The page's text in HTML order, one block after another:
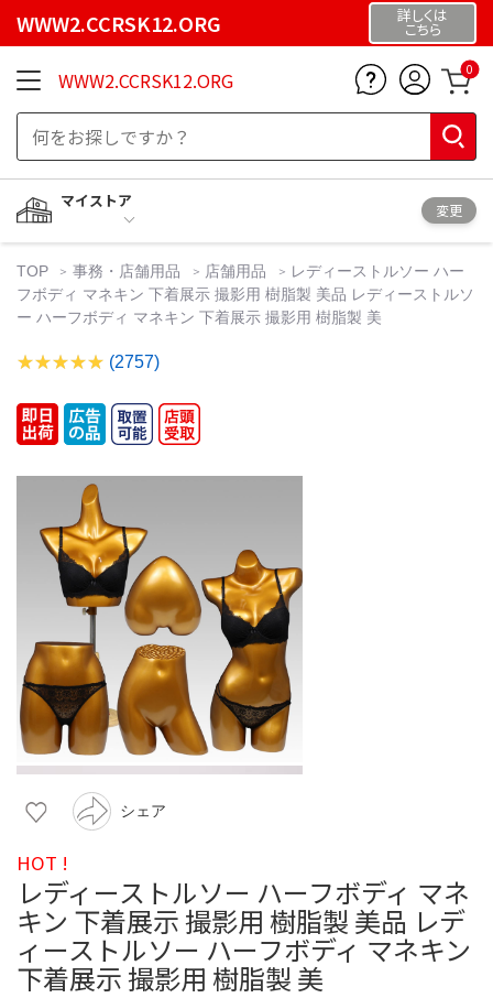
WWW2.CCRSK12.ORG 詳しくは
こちら
WWW2.CCRSK12.ORG 0
マイストア
変更
TOP 事務・店舗用品 店舗用品
レディーストルソー ハー
フボディ マネキン 下着展示 撮影用 樹脂製 美品 レディーストルソ
ー ハーフボディ マネキン 下着展示 撮影用 樹脂製 美
(2757)
シェア
HOT !
レディーストルソー ハーフボディ マネ
キン 下着展示 撮影用 樹脂製 美品 レデ
ィーストルソー ハーフボディ マネキン
下着展示 撮影用 樹脂製 美